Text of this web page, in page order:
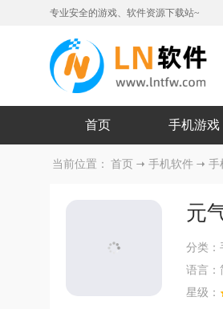
专业安全的游戏、软件资源下载站~
首页 手机游戏
当前位置： 首页 手机软件 手
元
分类：
语言：
星级：